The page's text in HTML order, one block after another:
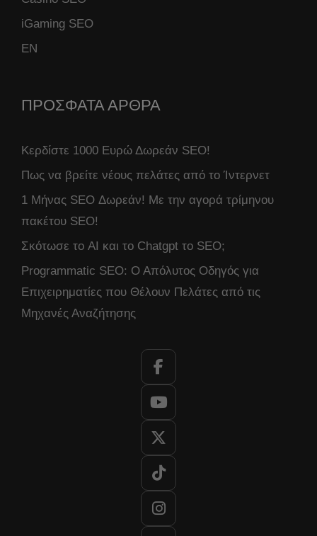
iGaming SEO
ΕΝ
ΠΡΟΣΦΑΤΑ ΑΡΘΡΑ
Κερδίστε 1000 Ευρώ Δωρεάν SEO!
Πως να βρείτε νέους πελάτες από το Ίντερνετ
1 Μήνας SEO Δωρεάν! Με την αγορά τρίμηνου
πακέτου SEO!
Σκότωσε το AI και το Chatgpt το SEO;
Programmatic SEO: Ο Απόλυτος Οδηγός για
Επιχειρηματίες που Θέλουν Πελάτες από τις
Μηχανές Αναζήτησης